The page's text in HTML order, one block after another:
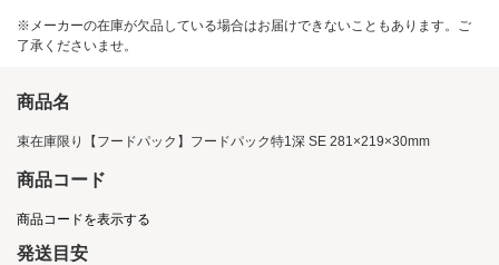
※メーカーの在庫が欠品している場合はお届けできないこともあります。ご
了承くださいませ。
商品名
束在庫限り【フードパック】フードパック特1深 SE 281×219×30mm
商品コード
商品コードを表示する
発送目安